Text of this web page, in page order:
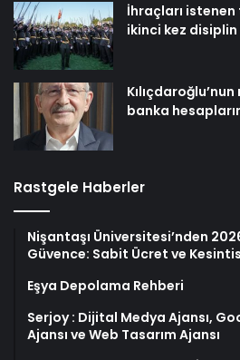
İhraçları
ikinci kez
banka
Rastgele Haberler
Nişantaşı Üniversitesi’nden
Güvence: Sabit Ücret ve
Eşya Depolama Rehberi
Serjoy : Dijital Medya Ajansı,
Ajansı ve Web Tasarım Ajansı